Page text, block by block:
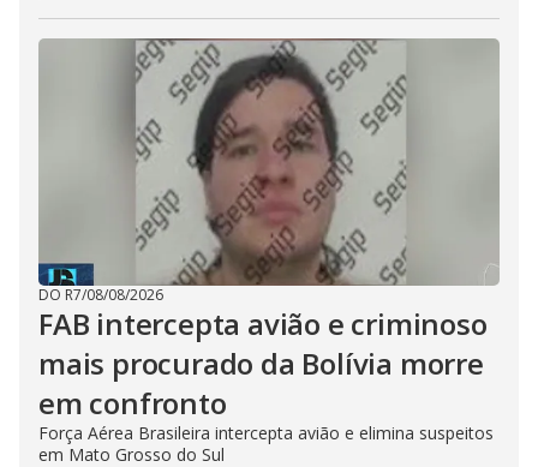
DO R7/08/08/2026
FAB intercepta avião e criminoso
mais procurado da Bolívia morre
em confronto
Força Aérea Brasileira intercepta avião e elimina suspeitos
em Mato Grosso do Sul